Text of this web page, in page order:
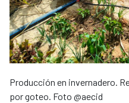
Producción en invernadero.
por goteo. Foto @aecid